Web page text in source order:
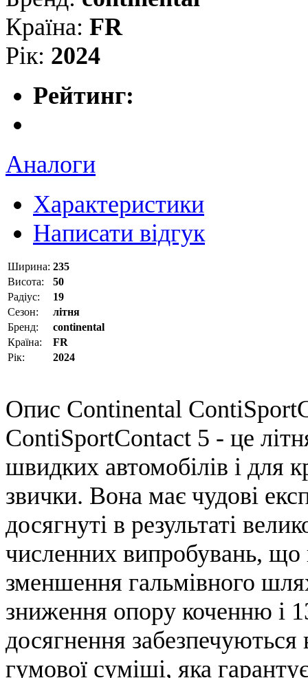
Країна: FR
Рік: 2024
Рейтинг:
Аналоги
Характеристики
Написати відгук
Ширина: 235
Висота:
50
Радіус:
19
Сезон:
літня
Бренд:
continental
Країна:
FR
Рік:
2024
Опис Continental
ContiSportContact 5 - це
швидких автомобілів і для
звички. Вона має чудові
досягнуті в результаті
численних випробувань, що
зменшення гальмівного
зниження опору коченню і
досягнення забезпечуються
гумової суміші, яка